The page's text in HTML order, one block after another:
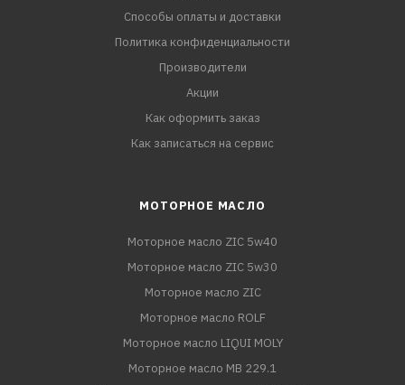
Способы оплаты и доставки
Политика конфиденциальности
Производители
Акции
Как оформить заказ
Как записаться на сервис
МОТОРНОЕ МАСЛО
Моторное масло ZIC 5w40
Моторное масло ZIC 5w30
Моторное масло ZIC
Моторное масло ROLF
Моторное масло LIQUI MOLY
Моторное масло MB 229.1